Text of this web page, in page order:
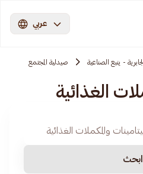
عربي
الجابرية - ينبع الصناعية صيدلية المجتمع
الغذائية
ابحث